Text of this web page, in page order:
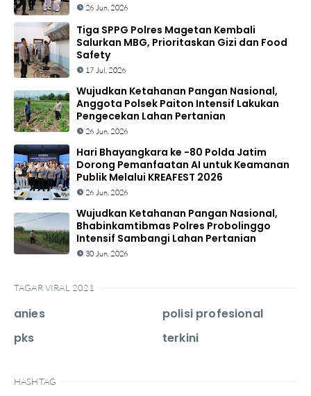
26 Jun, 2026
Tiga SPPG Polres Magetan Kembali
Salurkan MBG, Prioritaskan Gizi dan Food
Safety
17 Jul, 2026
Wujudkan Ketahanan Pangan Nasional,
Anggota Polsek Paiton Intensif Lakukan
Pengecekan Lahan Pertanian
26 Jun, 2026
Hari Bhayangkara ke -80 Polda Jatim
Dorong Pemanfaatan AI untuk Keamanan
Publik Melalui KREAFEST 2026
26 Jun, 2026
Wujudkan Ketahanan Pangan Nasional,
Bhabinkamtibmas Polres Probolinggo
Intensif Sambangi Lahan Pertanian
30 Jun, 2026
TAGAR VIRAL 2021
anies
pks
polisi profesional
terkini
HASHTAG